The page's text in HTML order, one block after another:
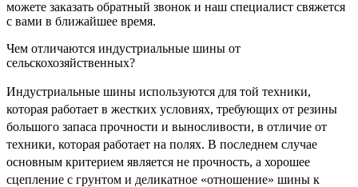
можете заказать обратный звонок и наш специалист свяжется
с вами в ближайшее время.
Чем отличаются индустриальные шины от
сельскохозяйственных?
Индустриальные шины используются для той техники,
которая работает в жестких условиях, требующих от резины
большого запаса прочности и выносливости, в отличие от
техники, которая работает на полях. В последнем случае
основным критерием является не прочность, а хорошее
сцепление с грунтом и деликатное «отношение» шины к